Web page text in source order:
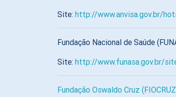
Site: http://www.anvisa.gov.br/
Fundação Nacional de Saúde
Site: http://www.funasa.gov.br/
Fundação Oswaldo Cruz